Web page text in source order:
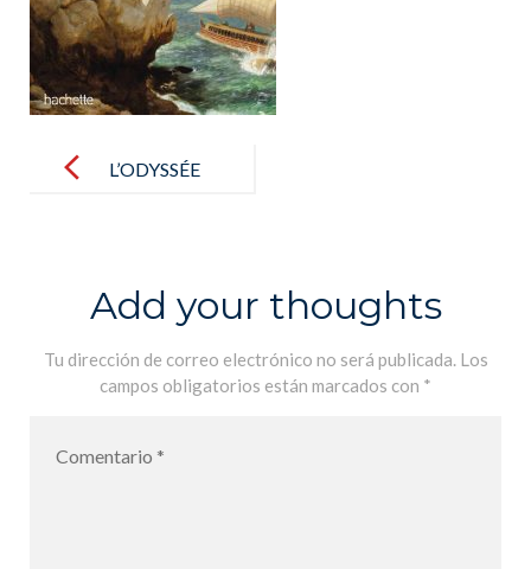
navigationL’ODYSSÉE
Add your thoughts
Tu dirección de correo electrónico no será publicada. Los
campos obligatorios están marcados con *